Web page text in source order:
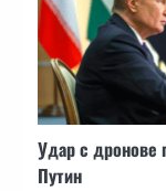
Удар с дронове
Путин